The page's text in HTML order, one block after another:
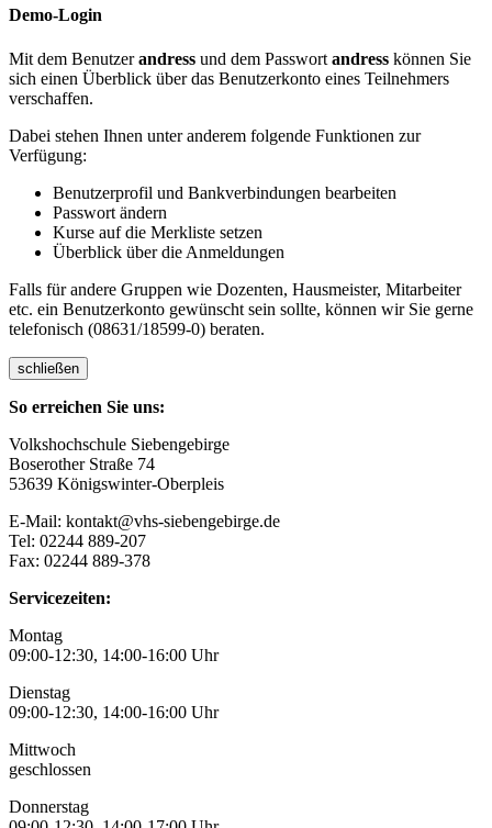
Demo-Login
Mit dem Benutzerandress und dem Passwort andress können Sie
sich einen Überblick über das Benutzerkonto eines Teilnehmers
verschaffen.
Dabei stehen Ihnen unter anderem folgende Funktionen zur
Verfügung:
Benutzerprofil und Bankverbindungen bearbeiten
Passwort ändern
Kurse auf die Merkliste setzen
Überblick über die Anmeldungen
Falls für andere Gruppen wie Dozenten, Hausmeister, Mitarbeiter
etc. ein Benutzerkonto gewünscht sein sollte, können wir Sie gerne
telefonisch (08631/18599-0) beraten.
schließen
So erreichen Sie uns:
Volkshochschule Siebengebirge
Boserother Straße 74
53639 Königswinter-Oberpleis
E-Mail: kontakt@vhs-siebengebirge.de
Tel: 02244 889-207
Fax: 02244 889-378
Servicezeiten:
Montag
09:00-12:30, 14:00-16:00 Uhr
Dienstag
09:00-12:30, 14:00-16:00 Uhr
Mittwoch
geschlossen
Donnerstag